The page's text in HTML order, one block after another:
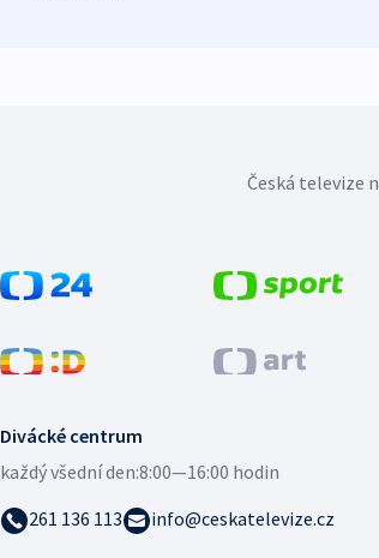
Česká televize
Divácké centrum
každý všední den:8:00—16:00 hodin
261 136 113
info@ceskatelevize.cz